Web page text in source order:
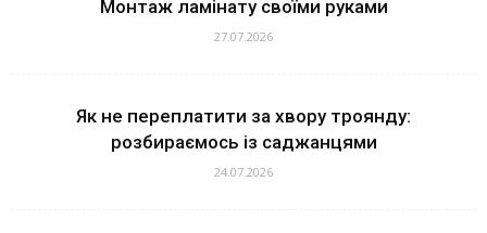
Монтаж ламінату своїми руками
27.07.2026
Як не переплатити за хвору троянду:
розбираємось із саджанцями
24.07.2026